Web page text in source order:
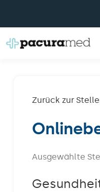
springen
Für Einrichtungen
Mitarbeiterbereich
Karriere
Über uns
Zurück zur
Ausgewählte